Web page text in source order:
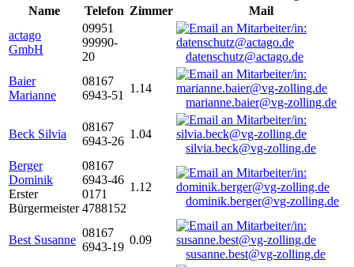
Name
Telefon Zimmer
Mail
actago
GmbH
09951
99990-
20
datenschutz@actago.de
Baier
Marianne
08167
6943-51
1.14
marianne.baier@vg-zolling.de
Beck Silvia
08167
6943-26
1.04
silvia.beck@vg-zolling.de
Berger
Dominik
Erster
Bürgermeister
08167
6943-46
0171
4788152
1.12
dominik.berger@vg-zolling.de
Best Susanne
08167
6943-19
0.09
susanne.best@vg-zolling.de